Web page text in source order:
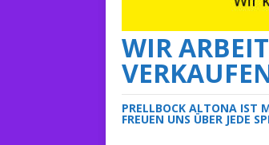
WIR
PRELLBOCK ALTONA IST
FREUEN UNS ÜBER JEDE